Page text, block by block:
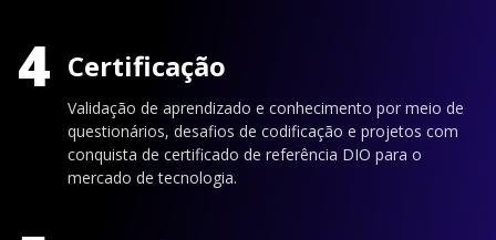
4 Certificação
Validação de aprendizado e conhecimento por meio de
questionários, desafios de codificação e projetos com
conquista de certificado de referência DIO para o
mercado de tecnologia.